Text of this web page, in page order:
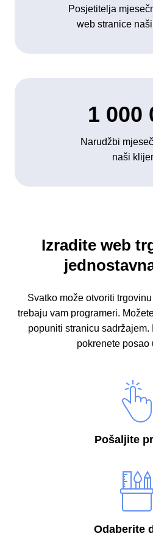
Posjetitelja
web stranice
1 000
Narudžbi
naši
Izradite web
Svatko može otvoriti
trebaju vam programeri.
popuniti stranicu sadržajem.
pokrenete posao
Pošaljite
Odaberite